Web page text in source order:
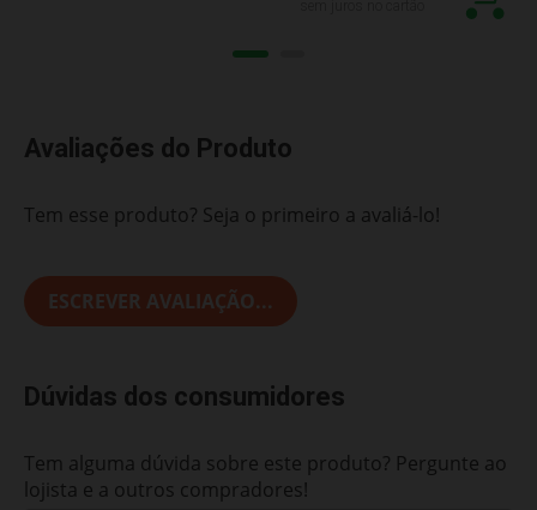
Avaliações do Produto
Tem esse produto? Seja o primeiro a avaliá-lo!
ESCREVER AVALIAÇÃO...
Dúvidas dos consumidores
Tem alguma dúvida sobre este produto? Pergunte ao
lojista e a outros compradores!